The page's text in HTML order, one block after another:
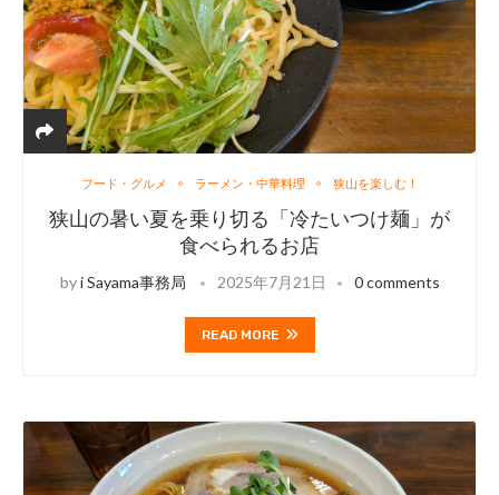
フード・グルメ ラーメン・中華料理 狭山を楽しむ！
狭山の暑い夏を乗り切る「冷たいつけ麺」が
食べられるお店
byi Sayama事務局 2025年7月21日 0 comments
READ MORE